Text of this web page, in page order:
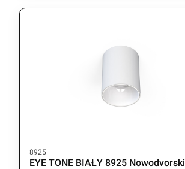
Kod produktu
8925
EYE TONE BIAŁY 8925 Nowodvorski